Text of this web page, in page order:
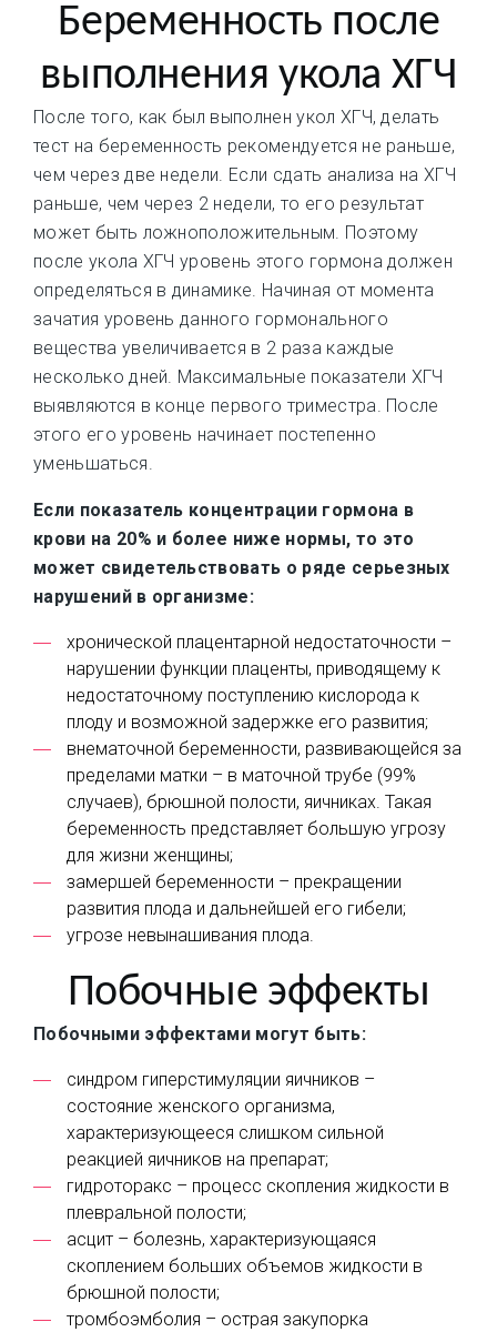
Беременность после
выполнения укола ХГЧ
После того, как был выполнен укол ХГЧ, делать
тест на беременность рекомендуется не раньше,
чем через две недели. Если сдать анализа на ХГЧ
раньше, чем через 2 недели, то его результат
может быть ложноположительным. Поэтому
после укола ХГЧ уровень этого гормона должен
определяться в динамике. Начиная от момента
зачатия уровень данного гормонального
вещества увеличивается в 2 раза каждые
несколько дней. Максимальные показатели ХГЧ
выявляются в конце первого триместра. После
этого его уровень начинает постепенно
уменьшаться.
Если показатель концентрации гормона в
крови на 20% и более ниже нормы, то это
может свидетельствовать о ряде серьезных
нарушений в организме:
хронической плацентарной недостаточности –
нарушении функции плаценты, приводящему к
недостаточному поступлению кислорода к
плоду и возможной задержке его развития;
внематочной беременности, развивающейся за
пределами матки – в маточной трубе (99%
случаев), брюшной полости, яичниках. Такая
беременность представляет большую угрозу
для жизни женщины;
замершей беременности – прекращении
развития плода и дальнейшей его гибели;
угрозе невынашивания плода.
Побочные эффекты
Побочными эффектами могут быть:
синдром гиперстимуляции яичников –
состояние женского организма,
характеризующееся слишком сильной
реакцией яичников на препарат;
гидроторакс – процесс скопления жидкости в
плевральной полости;
асцит – болезнь, характеризующаяся
скоплением больших объемов жидкости в
брюшной полости;
тромбоэмболия – острая закупорка